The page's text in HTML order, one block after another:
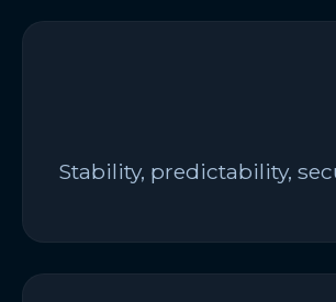
Stability, predictability,